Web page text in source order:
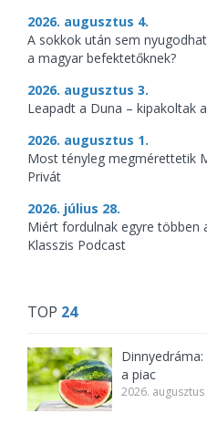
2026. augusztus 4.
A sokkok után sem
a magyar befektetőknek?
2026. augusztus 3.
Leapadt a Duna – kipakoltak
2026. augusztus 1.
Most tényleg megmérettetik
Privát
2026. július 28.
Miért fordulnak egyre többen
Klasszis Podcast
TOP 24
a piac
2026. augusztus